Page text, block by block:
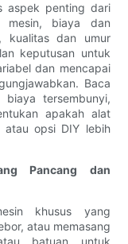
aspek penting dari
mesin, biaya dan
kualitas dan umur
keputusan untuk
dan mencapai
Baca
tersembunyi,
apakah alat
opsi DIY lebih
Pancang dan
khusus yang
atau memasang